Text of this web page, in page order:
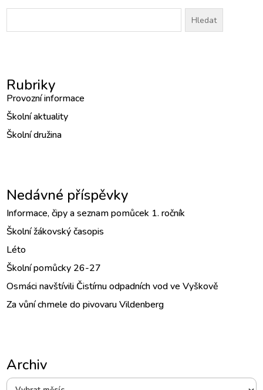
Vyhledávání
Rubriky
Provozní informace
Školní aktuality
Školní družina
Nedávné příspěvky
Informace, čipy a seznam pomůcek 1. ročník
Školní žákovský časopis
Léto
Školní pomůcky 26-27
Osmáci navštívili Čistírnu odpadních vod ve Vyškově
Za vůní chmele do pivovaru Vildenberg
ArchivArchiv